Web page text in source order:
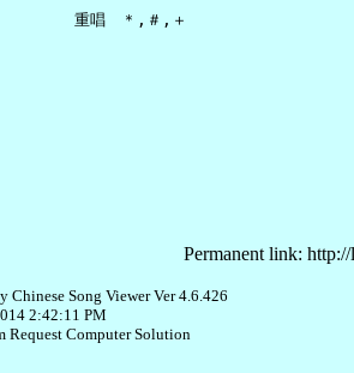
Permanent link:
Chinese Song Viewer Ver 4.6.426
2:42:11 PM
Request Computer Solution